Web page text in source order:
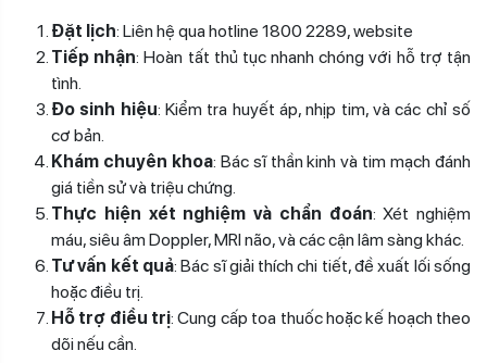
Đặt lịch: Liên hệ qua hotline 1800 2289, website
Tiếp nhận: Hoàn tất thủ tục nhanh chóng với hỗ trợ tận
tình.
Đo sinh hiệu: Kiểm tra huyết áp, nhịp tim, và các chỉ số
cơ bản.
Khám chuyên khoa: Bác sĩ thần kinh và tim mạch đánh
giá tiền sử và triệu chứng.
Thực hiện xét nghiệm và chẩn đoán: Xét nghiệm
máu, siêu âm Doppler, MRI não, và các cận lâm sàng khác.
Tư vấn kết quả: Bác sĩ giải thích chi tiết, đề xuất lối sống
hoặc điều trị.
Hỗ trợ điều trị: Cung cấp toa thuốc hoặc kế hoạch theo
dõi nếu cần.